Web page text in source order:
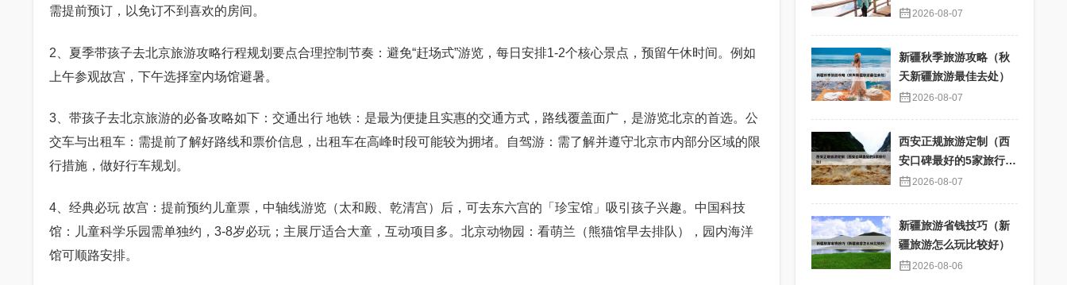
需提前预订，以免订不到喜欢的房间。
2、夏季带孩子去北京旅游攻略行程规划要点合理控制节奏：避免“赶场式”游览，每日安排1-2个核心景点，预留午休时间。例如
上午参观故宫，下午选择室内场馆避暑。
3、带孩子去北京旅游的必备攻略如下：交通出行 地铁：是最为便捷且实惠的交通方式，路线覆盖面广，是游览北京的首选。公
交车与出租车：需提前了解好路线和票价信息，出租车在高峰时段可能较为拥堵。自驾游：需了解并遵守北京市内部分区域的限
行措施，做好行车规划。
4、经典必玩 故宫：提前预约儿童票，中轴线游览（太和殿、乾清宫）后，可去东六宫的「珍宝馆」吸引孩子兴趣。中国科技
馆：儿童科学乐园需单独约，3-8岁必玩；主展厅适合大童，互动项目多。北京动物园：看萌兰（熊猫馆早去排队），园内海洋
馆可顺路安排。
2026-08-07
新疆秋季旅游攻略（秋
天新疆旅游最佳去处）
2026-08-07
西安正规旅游定制（西
安口碑最好的5家旅行
社）2026-08-07
新疆旅游省钱技巧（新
疆旅游怎么玩比较好）
2026-08-06